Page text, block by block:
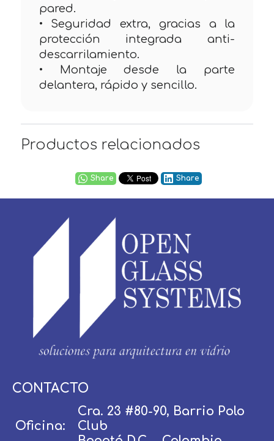
pared.
• Seguridad extra, gracias a la
protección integrada anti-
descarrilamiento.
• Montaje desde la parte
delantera, rápido y sencillo.
Productos relacionados
Share Share
CONTACTO
Oficina:
Cra. 23 #80-90, Barrio Polo
Club
Contraseña: